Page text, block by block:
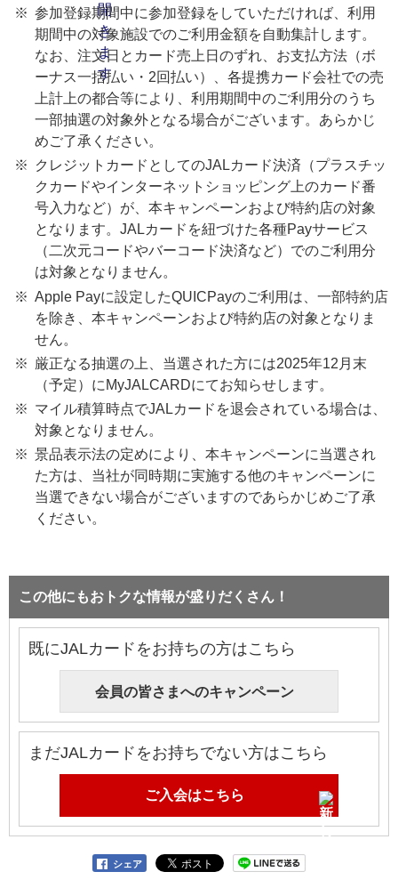
参加登録期間中に参加登録をしていただければ、利用
期間中の対象施設でのご利用金額を自動集計します。
なお、注文日とカード売上日のずれ、お支払方法（ボ
ーナス一括払い・2回払い）、各提携カード会社での売
上計上の都合等により、利用期間中のご利用分のうち
一部抽選の対象外となる場合がございます。あらかじ
めご了承ください。
クレジットカードとしてのJALカード決済（プラスチッ
クカードやインターネットショッピング上のカード番
号入力など）が、本キャンペーンおよび特約店の対象
となります。JALカードを紐づけた各種Payサービス
（二次元コードやバーコード決済など）でのご利用分
は対象となりません。
Apple Payに設定したQUICPayのご利用は、一部特約店
を除き、本キャンペーンおよび特約店の対象となりま
せん。
厳正なる抽選の上、当選された方には2025年12月末
（予定）にMyJALCARDにてお知らせします。
マイル積算時点でJALカードを退会されている場合は、
対象となりません。
景品表示法の定めにより、本キャンペーンに当選され
た方は、当社が同時期に実施する他のキャンペーンに
当選できない場合がございますのであらかじめご了承
ください。
この他にもおトクな情報が盛りだくさん！
既にJALカードをお持ちの方はこちら
会員の皆さまへのキャンペーン
まだJALカードをお持ちでない方はこちら
ご入会はこちら
シェア